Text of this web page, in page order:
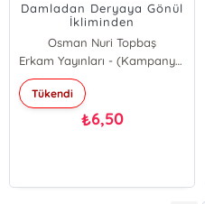
Damladan Deryaya Gönül
İkliminden
Osman Nuri Topbaş
Erkam Yayınları - (Kampanya)
Tükendi
₺6,50